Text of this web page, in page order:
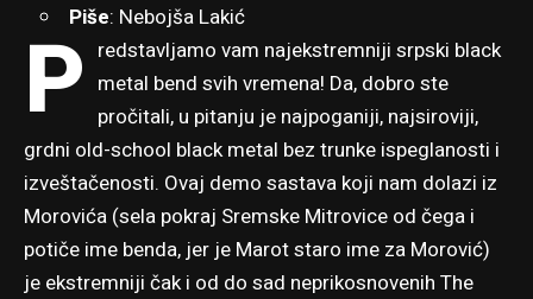
Piše: Nebojša Lakić
P redstavljamo vam najekstremniji srpski black
metal bend svih vremena! Da, dobro ste
pročitali, u pitanju je najpoganiji, najsiroviji,
grdni old-school black metal bez trunke ispeglanosti i
izveštačenosti. Ovaj demo sastava koji nam dolazi iz
Morovića (sela pokraj Sremske Mitrovice od čega i
potiče ime benda, jer je Marot staro ime za Morović)
je ekstremniji čak i od do sad neprikosnovenih The